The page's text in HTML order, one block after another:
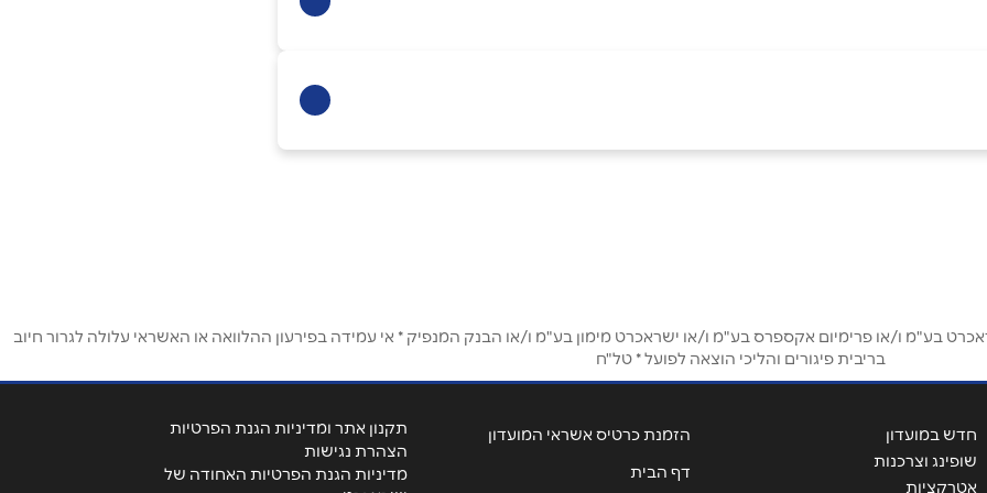
בע"מ ו/או פרימיום אקספרס בע"מ ו/או ישראכרט מימון בע"מ ו/או הבנק המנפיק * אי עמידה בפירעון ההלוואה או האשראי עלולה לגרור חיוב
בריבית פיגורים והליכי הוצאה לפועל * טל"ח
חדש במועדון
שופינג וצרכנות
אטרקציות
הזמנת כרטיס אשראי המועדון
דף הבית
תקנון אתר ומדיניות הגנת הפרטיות
הצהרת נגישות
מדיניות הגנת הפרטיות האחודה של